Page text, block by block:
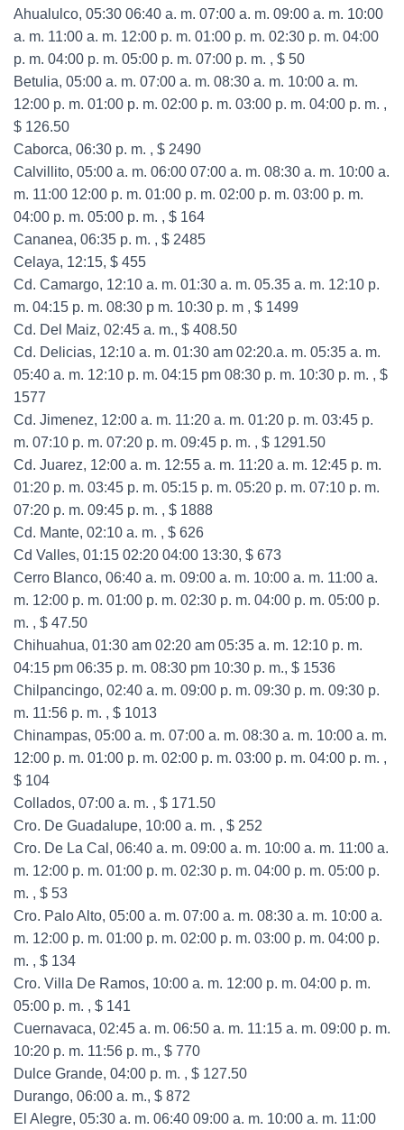
Ahualulco, 05:30 06:40 a. m. 07:00 a. m. 09:00 a. m. 10:00
a. m. 11:00 a. m. 12:00 p. m. 01:00 p. m. 02:30 p. m. 04:00
p. m. 04:00 p. m. 05:00 p. m. 07:00 p. m. , $ 50
Betulia, 05:00 a. m. 07:00 a. m. 08:30 a. m. 10:00 a. m.
12:00 p. m. 01:00 p. m. 02:00 p. m. 03:00 p. m. 04:00 p. m. ,
$ 126.50
Caborca, 06:30 p. m. , $ 2490
Calvillito, 05:00 a. m. 06:00 07:00 a. m. 08:30 a. m. 10:00 a.
m. 11:00 12:00 p. m. 01:00 p. m. 02:00 p. m. 03:00 p. m.
04:00 p. m. 05:00 p. m. , $ 164
Cananea, 06:35 p. m. , $ 2485
Celaya, 12:15, $ 455
Cd. Camargo, 12:10 a. m. 01:30 a. m. 05.35 a. m. 12:10 p.
m. 04:15 p. m. 08:30 p m. 10:30 p. m , $ 1499
Cd. Del Maiz, 02:45 a. m., $ 408.50
Cd. Delicias, 12:10 a. m. 01:30 am 02:20.a. m. 05:35 a. m.
05:40 a. m. 12:10 p. m. 04:15 pm 08:30 p. m. 10:30 p. m. , $
1577
Cd. Jimenez, 12:00 a. m. 11:20 a. m. 01:20 p. m. 03:45 p.
m. 07:10 p. m. 07:20 p. m. 09:45 p. m. , $ 1291.50
Cd. Juarez, 12:00 a. m. 12:55 a. m. 11:20 a. m. 12:45 p. m.
01:20 p. m. 03:45 p. m. 05:15 p. m. 05:20 p. m. 07:10 p. m.
07:20 p. m. 09:45 p. m. , $ 1888
Cd. Mante, 02:10 a. m. , $ 626
Cd Valles, 01:15 02:20 04:00 13:30, $ 673
Cerro Blanco, 06:40 a. m. 09:00 a. m. 10:00 a. m. 11:00 a.
m. 12:00 p. m. 01:00 p. m. 02:30 p. m. 04:00 p. m. 05:00 p.
m. , $ 47.50
Chihuahua, 01:30 am 02:20 am 05:35 a. m. 12:10 p. m.
04:15 pm 06:35 p. m. 08:30 pm 10:30 p. m., $ 1536
Chilpancingo, 02:40 a. m. 09:00 p. m. 09:30 p. m. 09:30 p.
m. 11:56 p. m. , $ 1013
Chinampas, 05:00 a. m. 07:00 a. m. 08:30 a. m. 10:00 a. m.
12:00 p. m. 01:00 p. m. 02:00 p. m. 03:00 p. m. 04:00 p. m. ,
$ 104
Collados, 07:00 a. m. , $ 171.50
Cro. De Guadalupe, 10:00 a. m. , $ 252
Cro. De La Cal, 06:40 a. m. 09:00 a. m. 10:00 a. m. 11:00 a.
m. 12:00 p. m. 01:00 p. m. 02:30 p. m. 04:00 p. m. 05:00 p.
m. , $ 53
Cro. Palo Alto, 05:00 a. m. 07:00 a. m. 08:30 a. m. 10:00 a.
m. 12:00 p. m. 01:00 p. m. 02:00 p. m. 03:00 p. m. 04:00 p.
m. , $ 134
Cro. Villa De Ramos, 10:00 a. m. 12:00 p. m. 04:00 p. m.
05:00 p. m. , $ 141
Cuernavaca, 02:45 a. m. 06:50 a. m. 11:15 a. m. 09:00 p. m.
10:20 p. m. 11:56 p. m., $ 770
Dulce Grande, 04:00 p. m. , $ 127.50
Durango, 06:00 a. m., $ 872
El Alegre, 05:30 a. m. 06:40 09:00 a. m. 10:00 a. m. 11:00